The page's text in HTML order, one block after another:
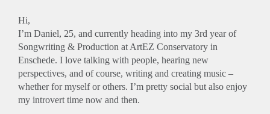
Hi,
I’m Daniel, 25, and currently heading into my 3rd year of
Songwriting & Production at ArtEZ Conservatory in
Enschede. I love talking with people, hearing new
perspectives, and of course, writing and creating music –
whether for myself or others. I’m pretty social but also enjoy
my introvert time now and then.